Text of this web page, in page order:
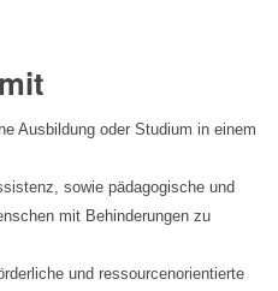
Ausbildung oder Studium in einem
sowie pädagogische und
mit Behinderungen zu
und ressourcenorientierte